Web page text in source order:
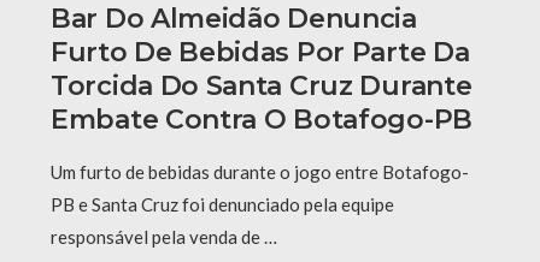
Bar Do Almeidão Denuncia
Furto De Bebidas Por Parte Da
Torcida Do Santa Cruz Durante
Embate Contra O Botafogo-PB
Um furto de bebidas durante o jogo entre Botafogo-
PB e Santa Cruz foi denunciado pela equipe
responsável pela venda de …